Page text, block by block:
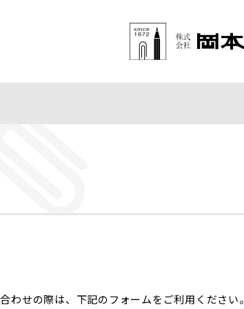
わせの際は、 下記のフォームをご利用ください。